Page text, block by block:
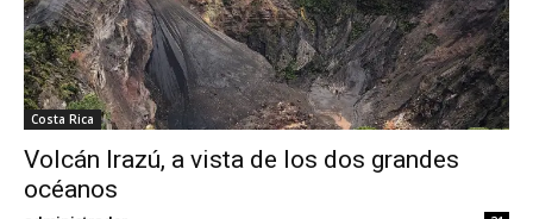
My
Costa Rica
Volcán Irazú, a vista de los dos grandes
océanos